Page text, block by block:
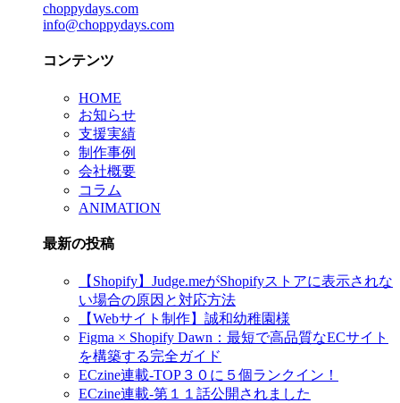
choppydays.com
info@choppydays.com
コンテンツ
HOME
お知らせ
支援実績
制作事例
会社概要
コラム
ANIMATION
最新の投稿
【Shopify】Judge.meがShopifyストアに表示されな
い場合の原因と対応方法
【Webサイト制作】誠和幼稚園様
Figma × Shopify Dawn：最短で高品質なECサイト
を構築する完全ガイド
ECzine連載-TOP３０に５個ランクイン！
ECzine連載-第１１話公開されました